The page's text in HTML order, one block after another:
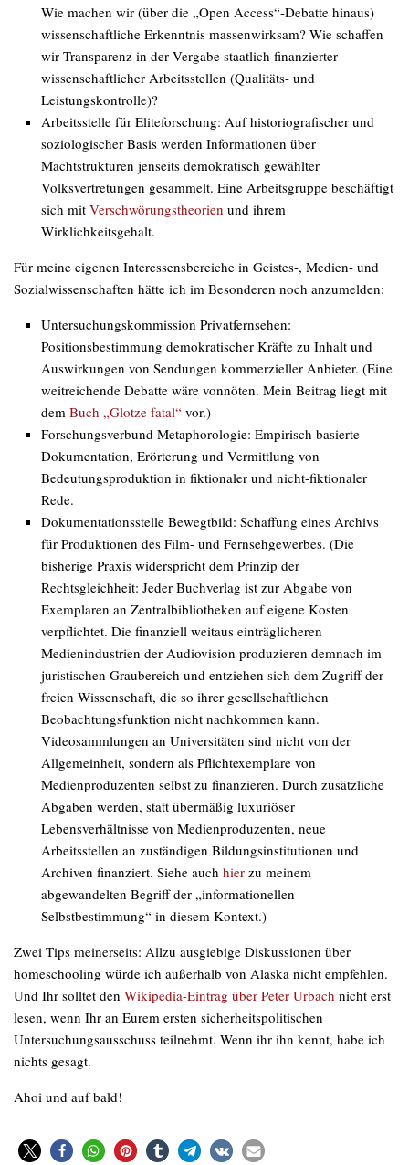
Wie machen wir (über die „Open Access“-Debatte hinaus)
wissenschaftliche Erkenntnis massenwirksam? Wie schaffen
wir Transparenz in der Vergabe staatlich finanzierter
wissenschaftlicher Arbeitsstellen (Qualitäts- und
Leistungskontrolle)?
Arbeitsstelle für Eliteforschung: Auf historiografischer und
soziologischer Basis werden Informationen über
Machtstrukturen jenseits demokratisch gewählter
Volksvertretungen gesammelt. Eine Arbeitsgruppe beschäftigt
sich mit Verschwörungstheorien und ihrem
Wirklichkeitsgehalt.
Für meine eigenen Interessensbereiche in Geistes-, Medien- und
Sozialwissenschaften hätte ich im Besonderen noch anzumelden:
Untersuchungskommission Privatfernsehen:
Positionsbestimmung demokratischer Kräfte zu Inhalt und
Auswirkungen von Sendungen kommerzieller Anbieter. (Eine
weitreichende Debatte wäre vonnöten. Mein Beitrag liegt mit
dem Buch „Glotze fatal“ vor.)
Forschungsverbund Metaphorologie: Empirisch basierte
Dokumentation, Erörterung und Vermittlung von
Bedeutungsproduktion in fiktionaler und nicht-fiktionaler
Rede.
Dokumentationsstelle Bewegtbild: Schaffung eines Archivs
für Produktionen des Film- und Fernsehgewerbes. (Die
bisherige Praxis widerspricht dem Prinzip der
Rechtsgleichheit: Jeder Buchverlag ist zur Abgabe von
Exemplaren an Zentralbibliotheken auf eigene Kosten
verpflichtet. Die finanziell weitaus einträglicheren
Medienindustrien der Audiovision produzieren demnach im
juristischen Graubereich und entziehen sich dem Zugriff der
freien Wissenschaft, die so ihrer gesellschaftlichen
Beobachtungsfunktion nicht nachkommen kann.
Videosammlungen an Universitäten sind nicht von der
Allgemeinheit, sondern als Pflichtexemplare von
Medienproduzenten selbst zu finanzieren. Durch zusätzliche
Abgaben werden, statt übermäßig luxuriöser
Lebensverhältnisse von Medienproduzenten, neue
Arbeitsstellen an zuständigen Bildungsinstitutionen und
Archiven finanziert. Siehe auch hier zu meinem
abgewandelten Begriff der „informationellen
Selbstbestimmung“ in diesem Kontext.)
Zwei Tips meinerseits: Allzu ausgiebige Diskussionen über
homeschooling würde ich außerhalb von Alaska nicht empfehlen.
Und Ihr solltet den Wikipedia-Eintrag über Peter Urbach nicht erst
lesen, wenn Ihr an Eurem ersten sicherheitspolitischen
Untersuchungsausschuss teilnehmt. Wenn ihr ihn kennt, habe ich
nichts gesagt.
Ahoi und auf bald!